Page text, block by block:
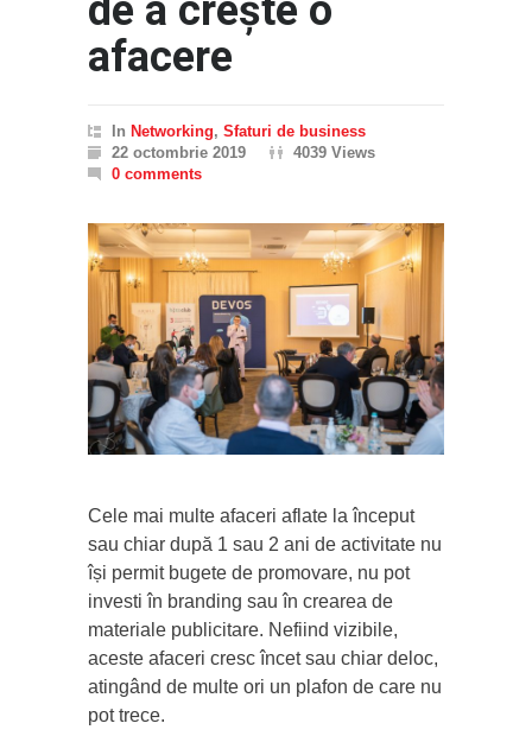
de a crește o
afacere
In Networking, Sfaturi de business
22 octombrie 2019
4039 Views
0 comments
Cele mai multe afaceri aflate la început
sau chiar după 1 sau 2 ani de activitate nu
își permit bugete de promovare, nu pot
investi în branding sau în crearea de
materiale publicitare. Nefiind vizibile,
aceste afaceri cresc încet sau chiar deloc,
atingând de multe ori un plafon de care nu
pot trece.